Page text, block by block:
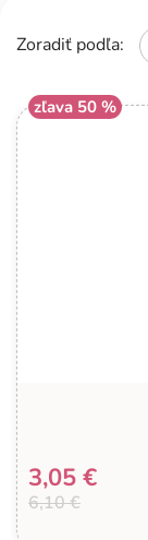
Zoradiť podľa:
zľava 50 %
6,10 €
3,05 €